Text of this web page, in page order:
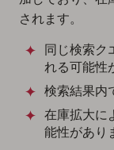
されます。
同じ検索ク
れる可能性
検索結果内
在庫拡大に
能性があり